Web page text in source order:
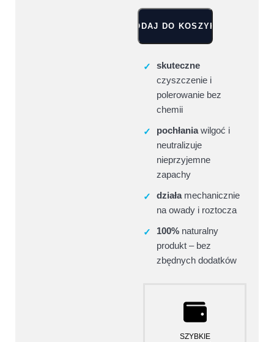
DODAJ DO KOSZYKA
✓
skuteczne
czyszczenie i
polerowanie bez
chemii
✓ pochłaniawilgoć i
neutralizuje
nieprzyjemne
zapachy
✓ działamechanicznie
na owady i roztocza
✓ 100% naturalny
produkt – bez
zbędnych dodatków
SZYBKIE